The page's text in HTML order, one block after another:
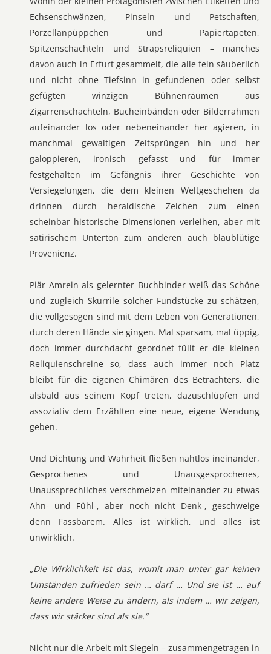
Echsenschwänzen, Pinseln und Petschaften,
Porzellanpüppchen und Papiertapeten,
Spitzenschachteln und Strapsreliquien – manches
davon auch in Erfurt gesammelt, die alle fein säuberlich
und nicht ohne Tiefsinn in gefundenen oder selbst
gefügten winzigen Bühnenräumen aus
Zigarrenschachteln, Bucheinbänden oder Bilderrahmen
aufeinander los oder nebeneinander her agieren, in
manchmal gewaltigen Zeitsprüngen hin und her
galoppieren, ironisch gefasst und für immer
festgehalten im Gefängnis ihrer Geschichte von
Versiegelungen, die dem kleinen Weltgeschehen da
drinnen durch heraldische Zeichen zum einen
scheinbar historische Dimensionen verleihen, aber mit
satirischem Unterton zum anderen auch blaublütige
Provenienz.
Piär Amrein als gelernter Buchbinder weiß das Schöne
und zugleich Skurrile solcher Fundstücke zu schätzen,
die vollgesogen sind mit dem Leben von Generationen,
durch deren Hände sie gingen. Mal sparsam, mal üppig,
doch immer durchdacht geordnet füllt er die kleinen
Reliquienschreine so, dass auch immer noch Platz
bleibt für die eigenen Chimären des Betrachters, die
alsbald aus seinem Kopf treten, dazuschlüpfen und
assoziativ dem Erzählten eine neue, eigene Wendung
geben.
Und Dichtung und Wahrheit fließen nahtlos ineinander,
Gesprochenes und Unausgesprochenes,
Unaussprechliches verschmelzen miteinander zu etwas
Ahn- und Fühl-, aber noch nicht Denk-, geschweige
denn Fassbarem. Alles ist wirklich, und alles ist
unwirklich.
„Die Wirklichkeit ist das, womit man unter gar keinen
Umständen zufrieden sein … darf … Und sie ist … auf
keine andere Weise zu ändern, als indem … wir zeigen,
dass wir stärker sind als sie.“
Nicht nur die Arbeit mit Siegeln – zusammengetragen in